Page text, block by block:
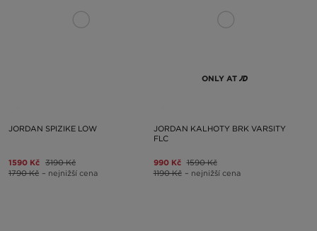
JORDAN SPIZIKE LOW
1590 Kč 3190 Kč
1790 Kč – nejnižší cena
ONLY AT
JORDAN KALHOTY BRK VARSITY
FLC
990 Kč 1590 Kč
1190 Kč – nejnižší cena